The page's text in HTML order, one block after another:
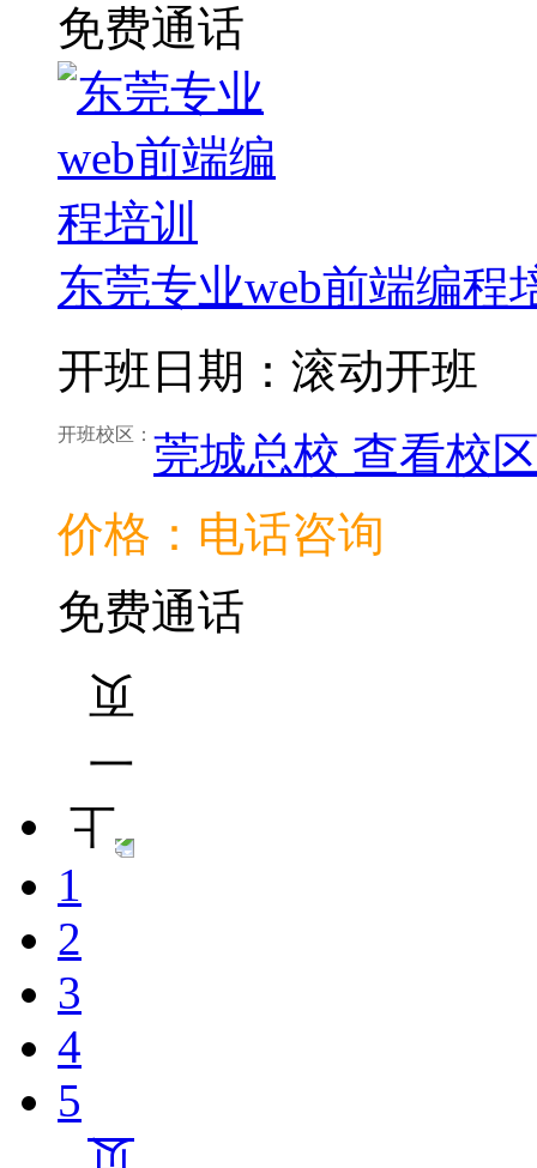
免费通话
东莞专业web前端编程
开班日期：滚动开班
开班校区： 莞城总校 查看校
价格：电话咨询
免费通话
1
2
3
4
5